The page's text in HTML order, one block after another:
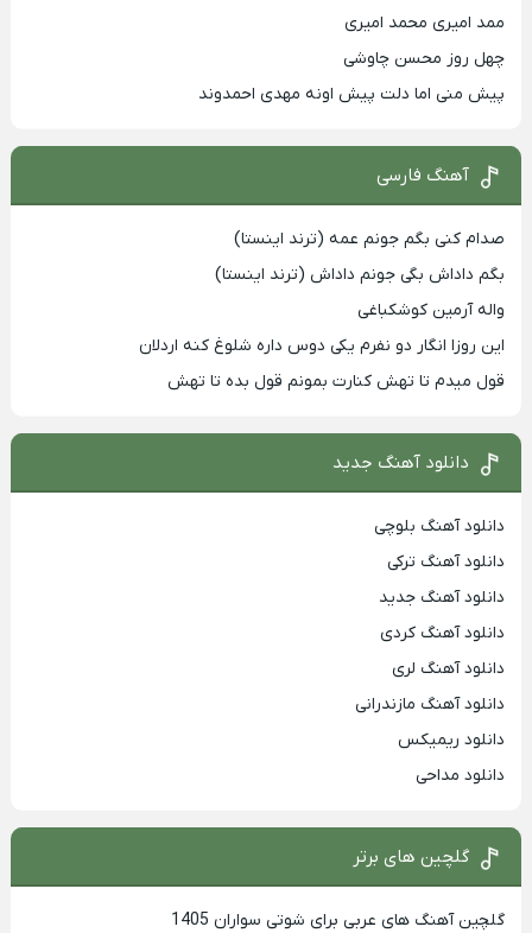
ممد امیری محمد امیری
چهل روز محسن چاوشی
پیش منی اما دلت پیش اونه مهدی احمدوند
آهنگ فارسی
صدام کنی بگم جونم عمه (ترند اینستا)
بگم داداش بگی جونم داداش (ترند اینستا)
واله آرمین کوشکباغی
این روزا انگار دو نفرم یکی دوس داره شلوغ کنه اردلان
قول میدم تا تهش کنارت بمونم قول بده تا تهش
دانلود آهنگ جدید
دانلود آهنگ بلوچی
دانلود آهنگ ترکی
دانلود آهنگ جدید
دانلود آهنگ کردی
دانلود آهنگ لری
دانلود آهنگ مازندرانی
دانلود ریمیکس
دانلود مداحی
گلچین های برتر
گلچین آهنگ های عربی برای شوتی سواران 1405